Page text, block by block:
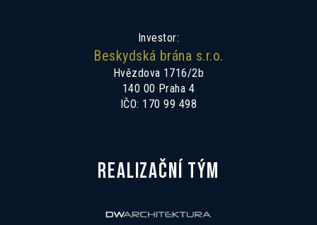
REALIZAČNÍ TÝM
Investor:
Beskydská brána s.r.o.
Hvězdova 1716/2b
140 00 Praha 4
IČO: 170 99 498